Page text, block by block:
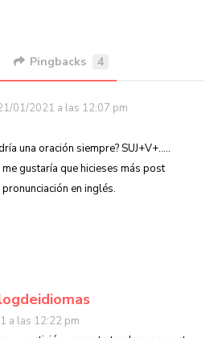
Pingbacks 4
01/2021 a las 12:07 pm
una oración siempre? SUJ+V+…..
gustaría que hicieses más post
en inglés.
a las 12:22 pm